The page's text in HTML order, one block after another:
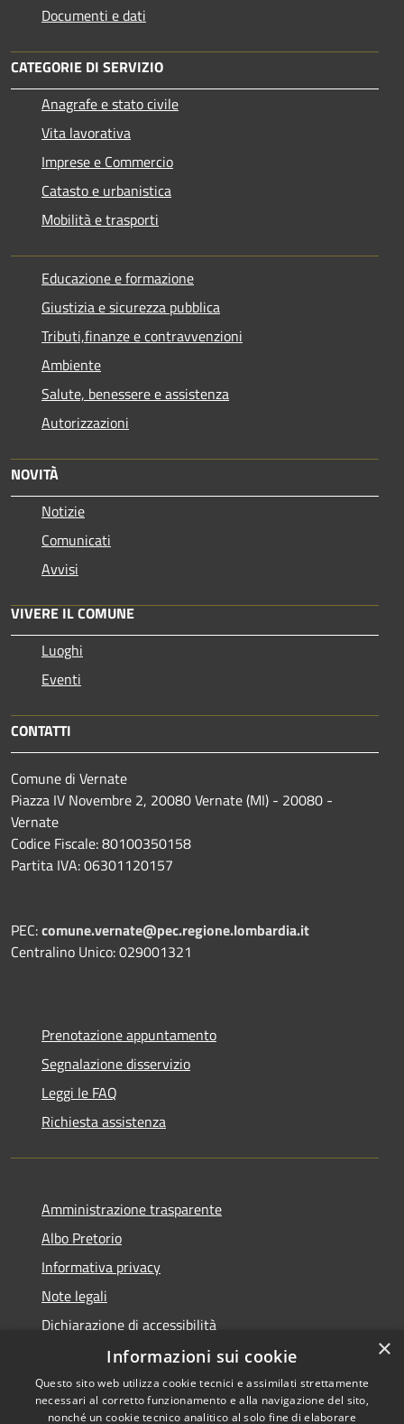
Documenti e dati
CATEGORIE DI SERVIZIO
Anagrafe e stato civile
Vita lavorativa
Imprese e Commercio
Catasto e urbanistica
Mobilità e trasporti
Educazione e formazione
Giustizia e sicurezza pubblica
Tributi,finanze e contravvenzioni
Ambiente
Salute, benessere e assistenza
Autorizzazioni
NOVITÀ
Notizie
Comunicati
Avvisi
VIVERE IL COMUNE
Luoghi
Eventi
CONTATTI
Comune di Vernate
Piazza IV Novembre 2, 20080 Vernate (MI) - 20080 -
Vernate
Codice Fiscale: 80100350158
Partita IVA: 06301120157
PEC:comune.vernate@pec.regione.lombardia.it
Centralino Unico: 029001321
Prenotazione appuntamento
Segnalazione disservizio
Leggi le FAQ
Richiesta assistenza
Amministrazione trasparente
Albo Pretorio
Informativa privacy
Note legali
Dichiarazione di accessibilità
×
Informazioni sui cookie
Questo sito web utilizza cookie tecnici e assimilati strettamente
necessari al corretto funzionamento e alla navigazione del sito,
nonché un cookie tecnico analitico al solo fine di elaborare